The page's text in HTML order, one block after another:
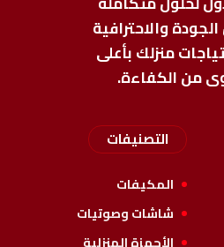
والاحترافية
منزلك بأعلى
من الكفاءة.
التصنيفات
المكيفات
شاشات وصوتيات